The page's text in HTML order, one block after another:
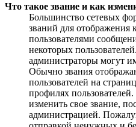
Что такое звание и как
Большинство сетевых
званий для отображения
пользователями
некоторых
администраторы могут
Обычно звания
пользователей на
профилях
изменить свое звание,
администрацией.